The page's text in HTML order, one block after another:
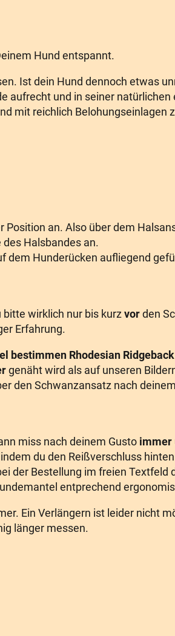
Hund entspannt.
Ist dein Hund dennoch etwas
aufrecht und in seiner
mit reichlich Belohungseinlagen
Position an. Also über dem
Halsbandes an.
dem Hunderücken aufliegend
bitte wirklich nur bis kurzvorden
Erfahrung.
bestimmen Rhodesian
genäht wird als auf unseren
den Schwanzansatz nach
miss nach deinem Gusto immer
du den Reißverschluss
der Bestellung im freien Textfeld
entprechend
Ein Verlängern ist leider nicht
länger messen.